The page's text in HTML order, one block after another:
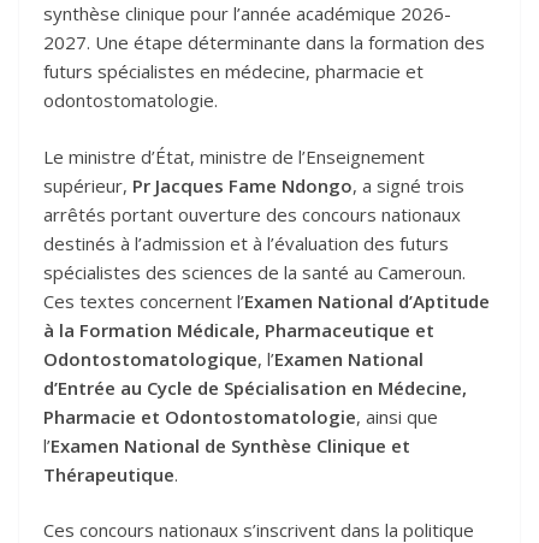
synthèse clinique pour l’année académique 2026-
2027. Une étape déterminante dans la formation des
futurs spécialistes en médecine, pharmacie et
odontostomatologie.
Le ministre d’État, ministre de l’Enseignement
supérieur, Pr Jacques Fame Ndongo, a signé trois
arrêtés portant ouverture des concours nationaux
destinés à l’admission et à l’évaluation des futurs
spécialistes des sciences de la santé au Cameroun.
Ces textes concernent l’Examen National d’Aptitude
à la Formation Médicale, Pharmaceutique et
Odontostomatologique, l’Examen National
d’Entrée au Cycle de Spécialisation en Médecine,
Pharmacie et Odontostomatologie, ainsi que
l’Examen National de Synthèse Clinique et
Thérapeutique.
Ces concours nationaux s’inscrivent dans la politique